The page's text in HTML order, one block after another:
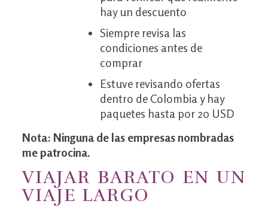
hay un descuento
Siempre revisa las
condiciones antes de
comprar
Estuve revisando ofertas
dentro de Colombia y hay
paquetes hasta por 20 USD
Nota: Ninguna de las empresas nombradas
me patrocina.
VIAJAR BARATO EN UN
VIAJE LARGO